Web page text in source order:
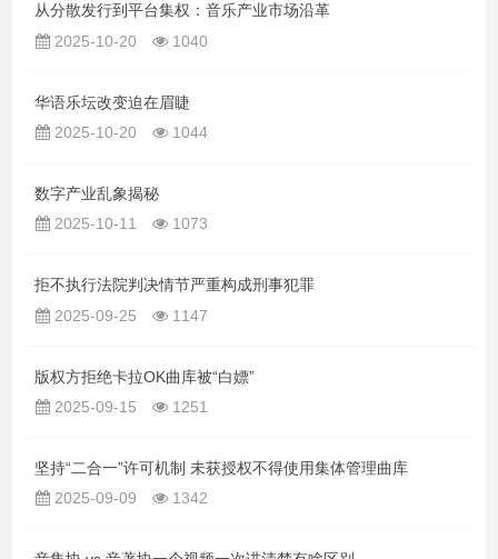
从分散发行到平台集权：音乐产业市场沿革
2025-10-20
1040
华语乐坛改变迫在眉睫
2025-10-20
1044
数字产业乱象揭秘
2025-10-11
1073
拒不执行法院判决情节严重构成刑事犯罪
2025-09-25
1147
版权方拒绝卡拉OK曲库被“白嫖”
2025-09-15
1251
坚持“二合一”许可机制 未获授权不得使用集体管理曲库
2025-09-09
1342